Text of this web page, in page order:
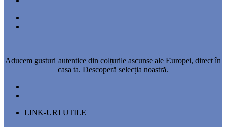
Aducem gusturi autentice din colțurile ascunse ale Europei, direct în
casa ta. Descoperă selecția noastră.
LINK-URI UTILE